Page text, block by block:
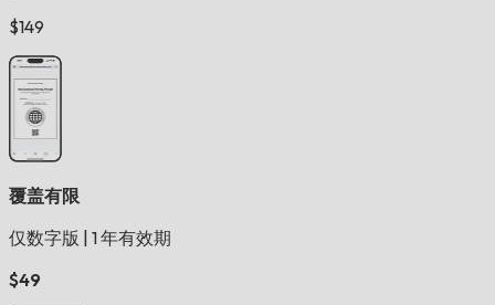
$149
覆盖有限
仅数字版
1 年有效期
$49